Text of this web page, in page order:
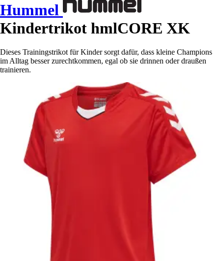
Hummel
Kindertrikot hmlCORE XK
Dieses Trainingstrikot für Kinder sorgt dafür, dass kleine Champions
im Alltag besser zurechtkommen, egal ob sie drinnen oder draußen
trainieren.